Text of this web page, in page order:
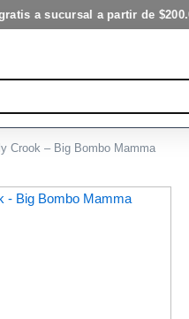
a sucursal a partir de
Crook – Big Bombo Mamma